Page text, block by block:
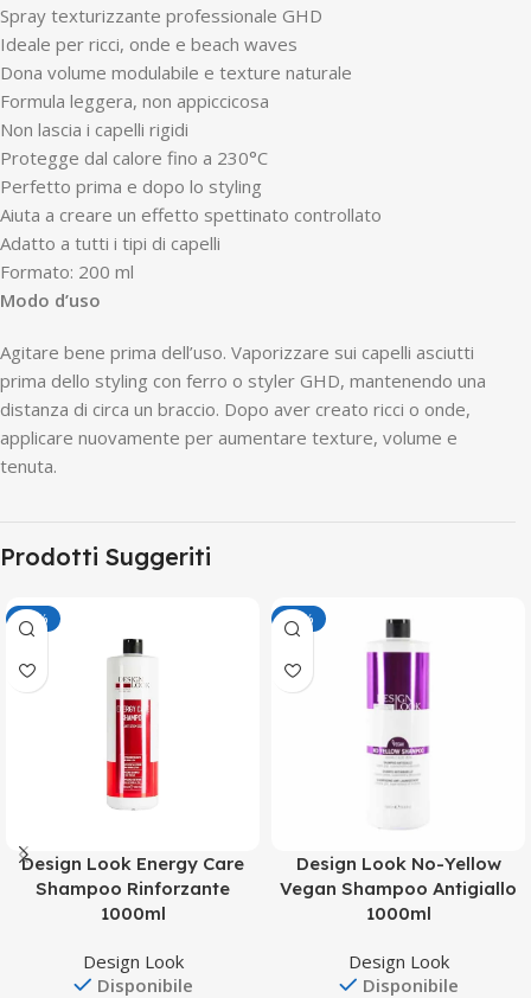
Spray texturizzante professionale GHD
Ideale per ricci, onde e beach waves
Dona volume modulabile e texture naturale
Formula leggera, non appiccicosa
Non lascia i capelli rigidi
Protegge dal calore fino a 230°C
Perfetto prima e dopo lo styling
Aiuta a creare un effetto spettinato controllato
Adatto a tutti i tipi di capelli
Formato: 200 ml
Modo d’uso
Agitare bene prima dell’uso. Vaporizzare sui capelli asciutti
prima dello styling con ferro o styler GHD, mantenendo una
distanza di circa un braccio. Dopo aver creato ricci o onde,
applicare nuovamente per aumentare texture, volume e
tenuta.
Prodotti Suggeriti
-50%
Design Look Energy Care
Shampoo Rinforzante
1000ml
Design Look
Disponibile
-50%
Design Look No-Yellow
Vegan Shampoo Antigiallo
1000ml
Design Look
Disponibile